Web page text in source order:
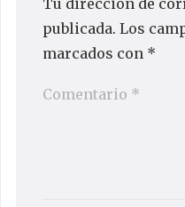
Tu dirección de
publicada. Los
marcados con *